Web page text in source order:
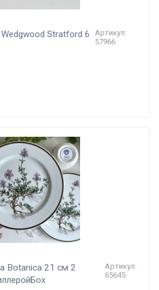
Stratford 6
Артикул:
57966
Botanica 21 см 2
Артикул:
65645